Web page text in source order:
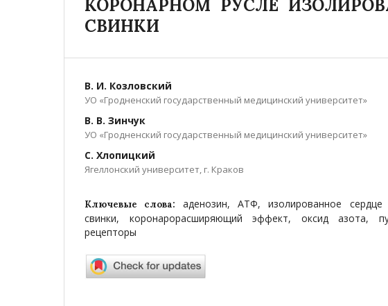
КОРОНАРНОМ РУСЛЕ
СВИНКИ
В. И. Козловский
УО «Гродненский государственный медицинский университет»
В. В. Зинчук
УО «Гродненский государственный медицинский университет»
С. Хлопицкий
Ягеллонский университет, г. Краков
Ключевые слова: аденозин, АТФ, изолированное сердце
свинки, коронарорасширяющий эффект, оксид азота,
рецепторы